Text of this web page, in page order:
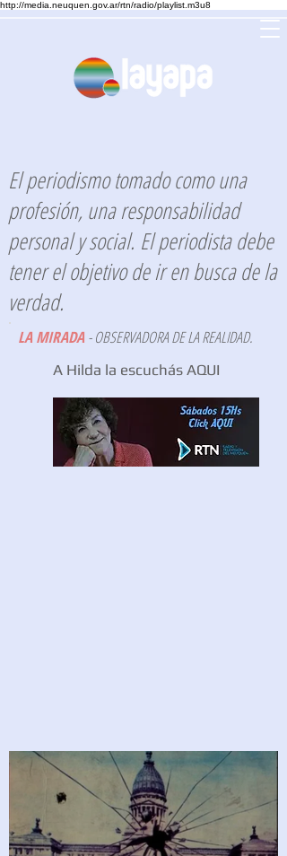
http://media.neuquen.gov.ar/rtn/radio/playlist.m3u8
El periodismo tomado como una
profesión, una responsabilidad
personal y social. El periodista debe
tener el objetivo de ir en busca de la
verdad.
LA MIRADA - OBSERVADORA DE LA REALIDAD.
A Hilda la escuchás AQUI